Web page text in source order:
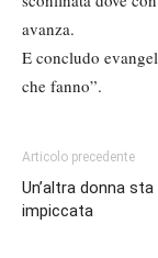
avanza.
E concludo
che fanno”.
Articolo precedente
Un’altra donna
impiccata